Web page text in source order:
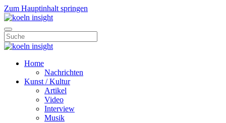
Zum Hauptinhalt springen
Home
Nachrichten
Kunst / Kultur
Artikel
Video
Interview
Musik